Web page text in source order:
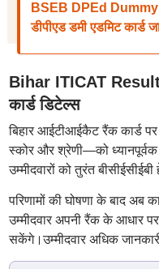
BSEB DPEd Dummy
डीपीएड डमी एडमिट कार्ड
Bihar ITICAT
कार्ड डिटेल्स
बिहार आईटीआईकैट रैंक कार्ड
स्कोर और श्रेणी—को
उम्मीदवारों को तुरंत
परिणामों की घोषणा के बाद अब
उम्मीदवार अपनी रैंक के आधार
सकेंगे।उम्मीदवार अधिक